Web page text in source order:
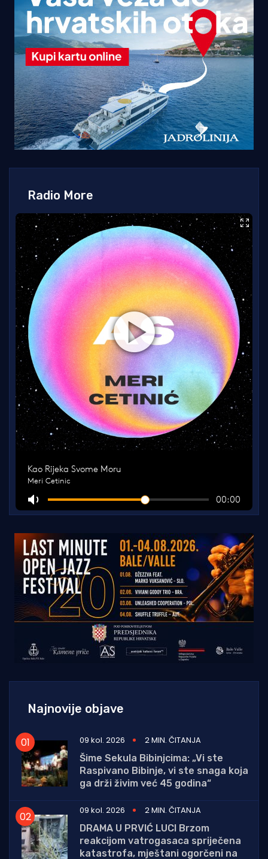
Radio More
Najnovije objave
09 kol. 2026
2 MIN. ČITANJA
Šime Sekula Bibinjcima: „Vi ste
Raspivano Bibinje, vi ste snaga koja
ga drži živim već 45 godina“
09 kol. 2026
2 MIN. ČITANJA
DRAMA U PRVIĆ LUCI Brzom
reakcijom vatrogasaca spriječena
katastrofa, mještani ogorčeni na